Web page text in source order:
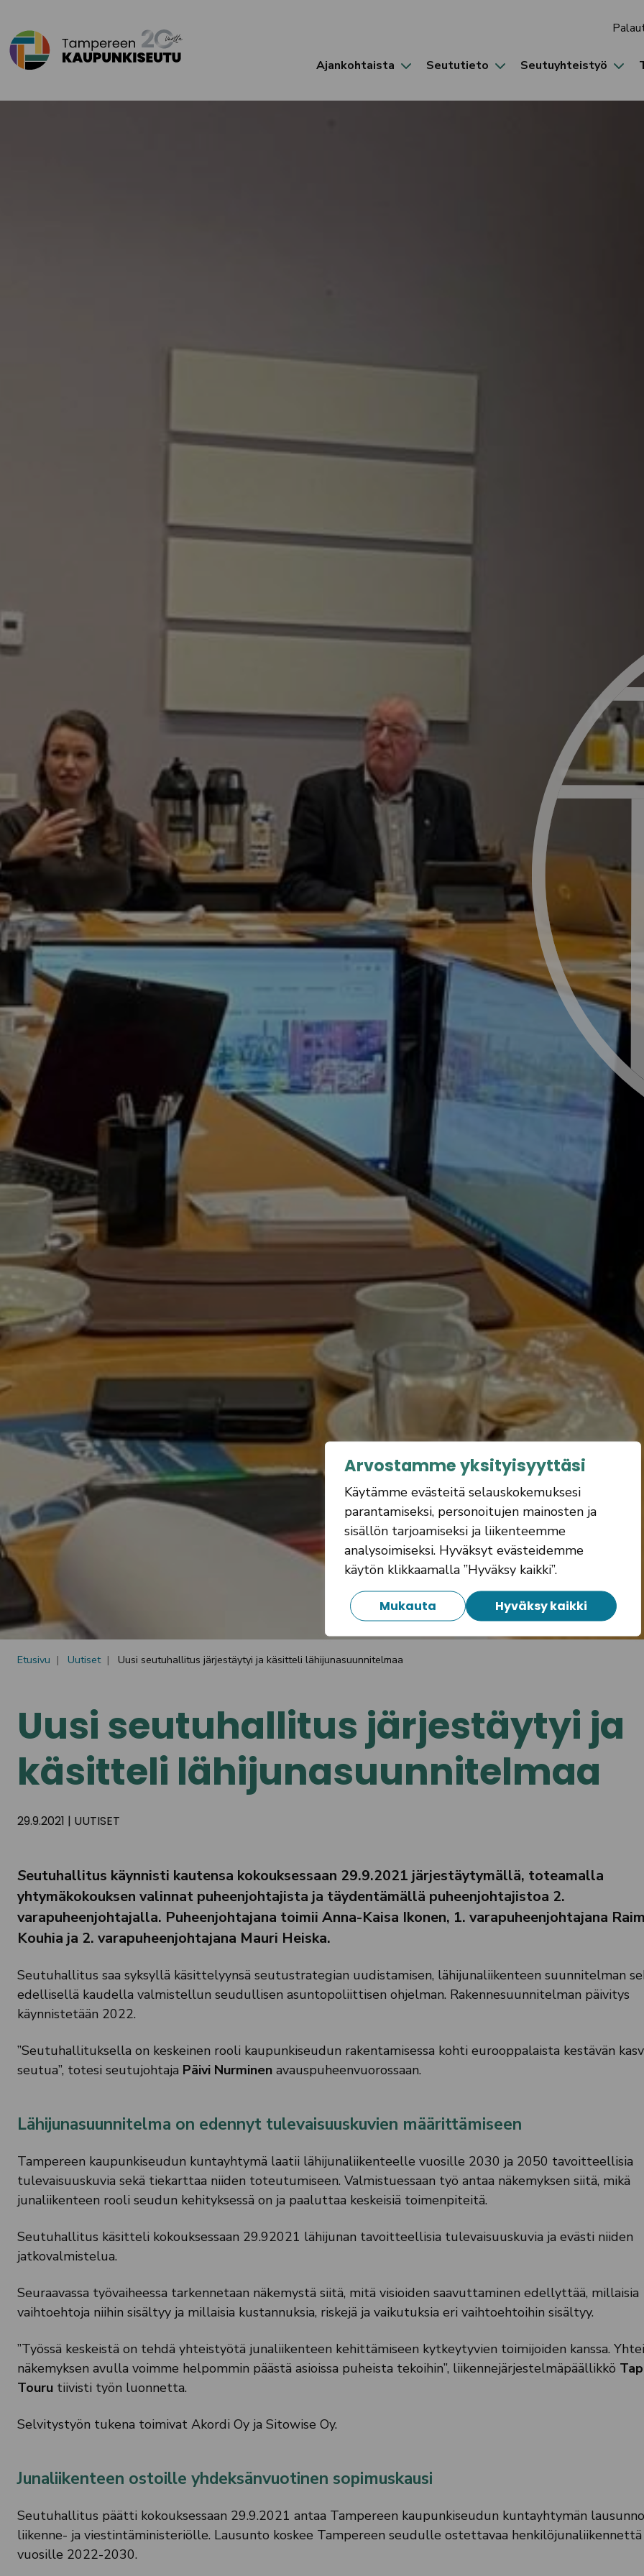
Arvostamme yksityisyyttäsi
Käytämme evästeitä selauskokemuksesi
parantamiseksi, personoitujen mainosten ja
sisällön tarjoamiseksi ja liikenteemme
analysoimiseksi. Hyväksyt evästeidemme
käytön klikkaamalla ”Hyväksy kaikki”.
Mukauta Hyväksy kaikki
Ajankohtaista Seututieto Seutuyhteistyö
Etusivu Uutiset Uusi seutuhallitus järjestäytyi ja käsitteli lähijunasuunnitelmaa
Uusi seutuhallitus järjestäytyi ja
käsitteli lähijunasuunnitelmaa
29.9.2021 | UUTISET
Seutuhallitus käynnisti kautensa kokouksessaan 29.9.2021 järjestäytymällä, toteamalla
yhtymäkokouksen valinnat puheenjohtajista ja täydentämällä puheenjohtajistoa 2.
varapuheenjohtajalla. Puheenjohtajana toimii Anna-Kaisa Ikonen, 1. varapuheenjohtajana
Kouhia ja 2. varapuheenjohtajana Mauri Heiska.
Seutuhallitus saa syksyllä käsittelyynsä seutustrategian uudistamisen, lähijunaliikenteen suunnitelman
edellisellä kaudella valmistellun seudullisen asuntopoliittisen ohjelman. Rakennesuunnitelman päivitys
käynnistetään 2022.
”Seutuhallituksella on keskeinen rooli kaupunkiseudun rakentamisessa kohti eurooppalaista kestävän
seutua”, totesi seutujohtaja Päivi Nurminen avauspuheenvuorossaan.
Lähijunasuunnitelma on edennyt tulevaisuuskuvien määrittämiseen
Tampereen kaupunkiseudun kuntayhtymä laatii lähijunaliikenteelle vuosille 2030 ja 2050 tavoitteellisia
tulevaisuuskuvia sekä tiekarttaa niiden toteutumiseen. Valmistuessaan työ antaa näkemyksen siitä, mikä
junaliikenteen rooli seudun kehityksessä on ja paaluttaa keskeisiä toimenpiteitä.
Seutuhallitus käsitteli kokouksessaan 29.92021 lähijunan tavoitteellisia tulevaisuuskuvia ja evästi niiden
jatkovalmistelua.
Seuraavassa työvaiheessa tarkennetaan näkemystä siitä, mitä visioiden saavuttaminen edellyttää, millaisia
vaihtoehtoja niihin sisältyy ja millaisia kustannuksia, riskejä ja vaikutuksia eri vaihtoehtoihin sisältyy.
”Työssä keskeistä on tehdä yhteistyötä junaliikenteen kehittämiseen kytkeytyvien toimijoiden kanssa.
näkemyksen avulla voimme helpommin päästä asioissa puheista tekoihin”, liikennejärjestelmäpäällikkö
Touru tiivisti työn luonnetta.
Selvitystyön tukena toimivat Akordi Oy ja Sitowise Oy.
Junaliikenteen ostoille yhdeksänvuotinen sopimuskausi
Seutuhallitus päätti kokouksessaan 29.9.2021 antaa Tampereen kaupunkiseudun kuntayhtymän
liikenne- ja viestintäministeriölle. Lausunto koskee Tampereen seudulle ostettavaa henkilöjunaliikennettä
vuosille 2022-2030.